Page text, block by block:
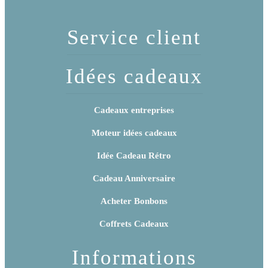
Service client
Idées cadeaux
Cadeaux entreprises
Moteur idées cadeaux
Idée Cadeau Rétro
Cadeau Anniversaire
Acheter Bonbons
Coffrets Cadeaux
Informations